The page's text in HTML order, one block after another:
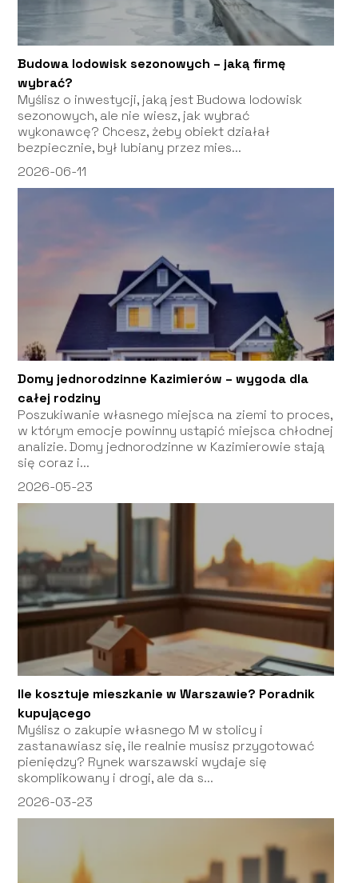
Budowa lodowisk sezonowych – jaką firmę
wybrać?
Myślisz o inwestycji, jaką jest Budowa lodowisk
sezonowych, ale nie wiesz, jak wybrać
wykonawcę? Chcesz, żeby obiekt działał
bezpiecznie, był lubiany przez mies...
2026-06-11
Domy jednorodzinne Kazimierów – wygoda dla
całej rodziny
Poszukiwanie własnego miejsca na ziemi to proces,
w którym emocje powinny ustąpić miejsca chłodnej
analizie. Domy jednorodzinne w Kazimierowie stają
się coraz i...
2026-05-23
Ile kosztuje mieszkanie w Warszawie? Poradnik
kupującego
Myślisz o zakupie własnego M w stolicy i
zastanawiasz się, ile realnie musisz przygotować
pieniędzy? Rynek warszawski wydaje się
skomplikowany i drogi, ale da s...
2026-03-23